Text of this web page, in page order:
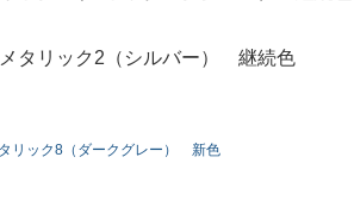
メタリック2（シルバー） 継続色
リック8（ダークグレー） 新色